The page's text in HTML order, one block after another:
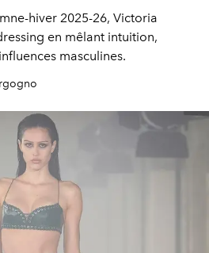
hiver 2025-26, Victoria
en mêlant intuition,
masculines.